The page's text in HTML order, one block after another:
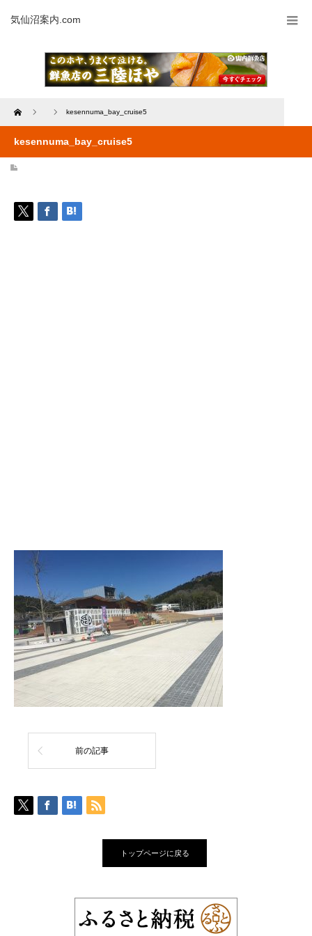
気仙沼案内.com
Home kesennuma_bay_cruise5
kesennuma_bay_cruise5
前の記事
トップページに戻る